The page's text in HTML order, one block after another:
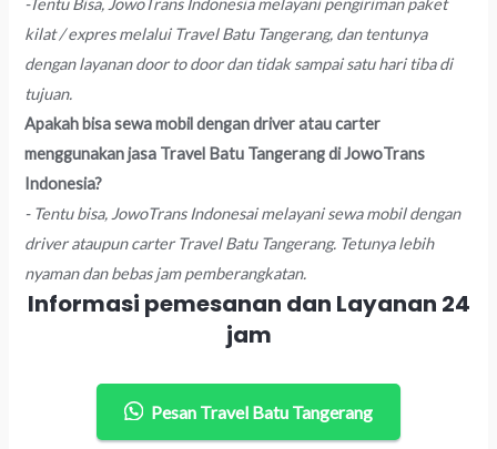
-Tentu Bisa, JowoTrans Indonesia melayani pengiriman paket
kilat / expres melalui Travel Batu Tangerang, dan tentunya
dengan layanan door to door dan tidak sampai satu hari tiba di
tujuan.
Apakah bisa sewa mobil dengan driver atau carter
menggunakan jasa Travel Batu Tangerang di JowoTrans
Indonesia?
- Tentu bisa, JowoTrans Indonesai melayani sewa mobil dengan
driver ataupun carter Travel Batu Tangerang. Tetunya lebih
nyaman dan bebas jam pemberangkatan.
Informasi pemesanan dan Layanan 24
jam
Pesan Travel Batu Tangerang